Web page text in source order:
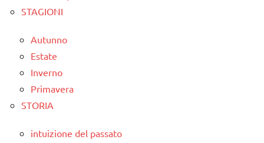
STAGIONI
Autunno
Estate
Inverno
Primavera
STORIA
intuizione del passato